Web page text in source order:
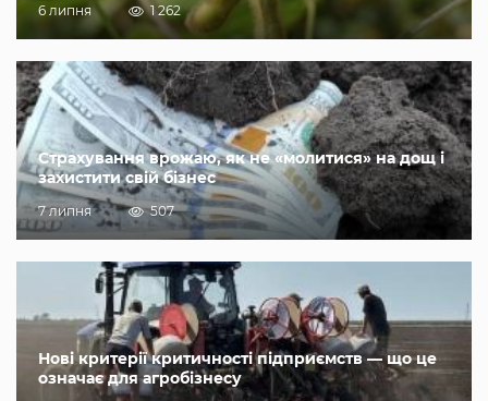
6 липня 1 262
Страхування врожаю, як не «молитися» на дощ і
захистити свій бізнес
7 липня 507
Нові критерії критичності підприємств — що це
означає для агробізнесу